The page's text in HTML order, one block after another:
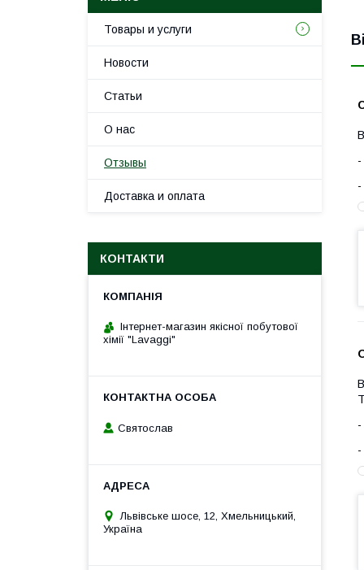
Товары и услуги
Новости
Статьи
О нас
Отзывы
Доставка и оплата
КОНТАКТИ
Інтернет-магазин якісної побутової
хімії "Lavaggi"
Святослав
Львівське шосе, 12, Хмельницький,
Україна